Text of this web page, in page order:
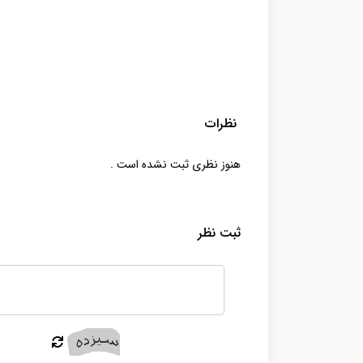
نظرات
هنوز نظری ثبت نشده است .
ثبت نظر